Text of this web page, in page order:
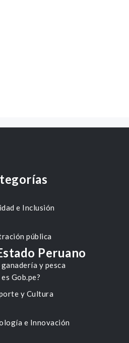
e Inclusión
pública
y pesca
y Cultura
e Innovación
Peruano
es Gob.pe?